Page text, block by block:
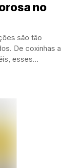
no
são tão
De coxinhas a
esses...